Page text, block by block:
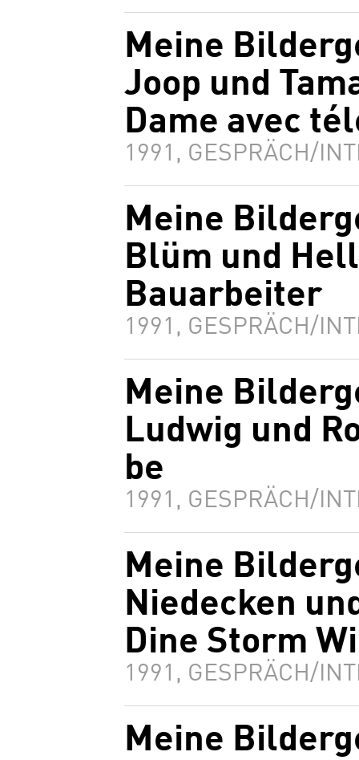
Meine
Joop und
Dame avec
1991, GESPRÄCH/
Meine
Blüm und
Bauarbeiter
1991, GESPRÄCH/
Meine
Ludwig und
be
1991, GESPRÄCH/
Meine
Niedecken
Dine Storm
1991, GESPRÄCH/
Meine